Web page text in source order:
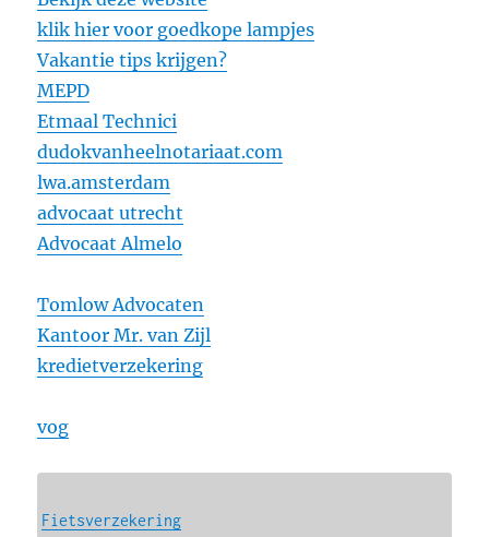
klik hier voor goedkope lampjes
Vakantie tips krijgen?
MEPD
Etmaal Technici
dudokvanheelnotariaat.com
lwa.amsterdam
advocaat utrecht
Advocaat Almelo
Tomlow Advocaten
Kantoor Mr. van Zijl
kredietverzekering
vog
Fietsverzekering